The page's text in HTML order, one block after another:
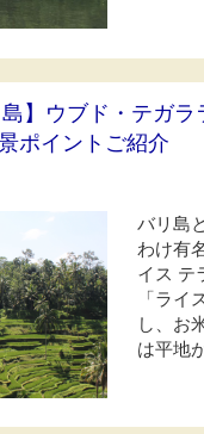
】ウブド・テガラ
ポイントご紹介
バリ島
わけ有
イス テ
「ライ
し、お
は平地